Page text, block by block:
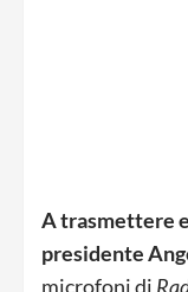
A trasmettere
presidente
microfoni di